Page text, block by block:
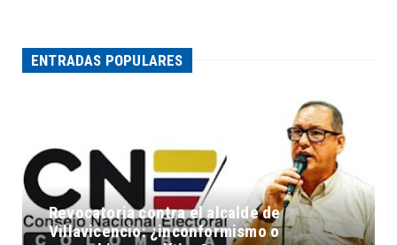
ENTRADAS POPULARES
Revocatoria contra el alcalde de
Villavicencio: ¿inconformismo o